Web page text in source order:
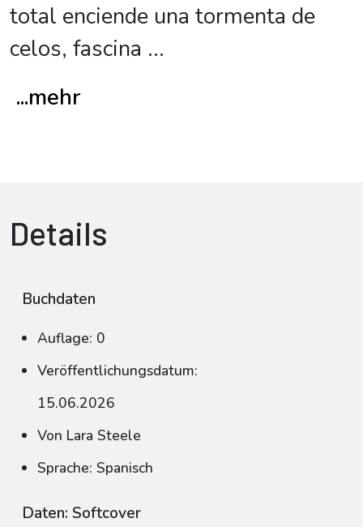
total enciende una tormenta de
celos, fascina ...
...mehr
Details
Buchdaten
Auflage: 0
Veröffentlichungsdatum:
15.06.2026
Von Lara Steele
Sprache: Spanisch
Daten: Softcover